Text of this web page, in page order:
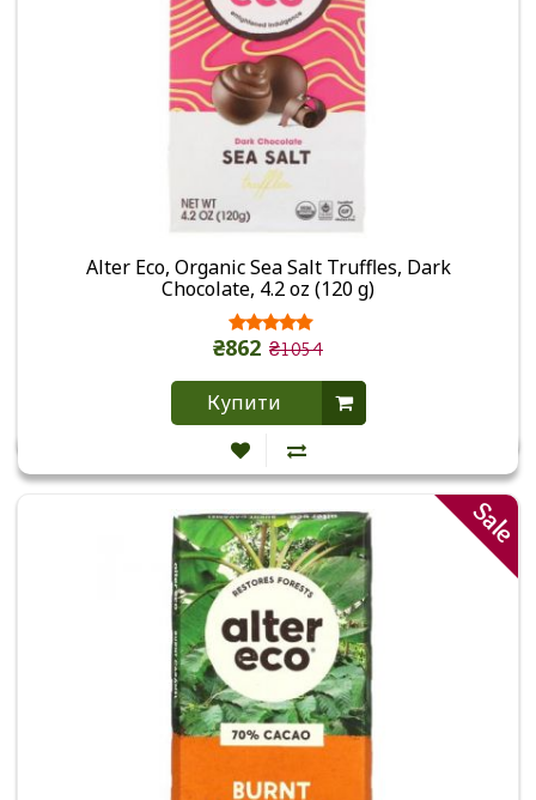
Alter Eco, Organic Sea Salt Truffles, Dark
Chocolate, 4.2 oz (120 g)
₴862 ₴1054
Купити
Sale